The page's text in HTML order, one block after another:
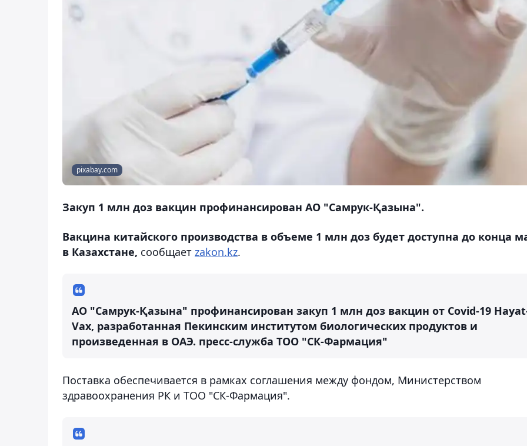
pixabay.com
Закуп 1 млн доз вакцин профинансирован АО "Самрук-Қазына".
Вакцина китайского производства в объеме 1 млн доз будет доступна до конца
в Казахстане, сообщает zakon.kz.
АО "Самрук-Қазына" профинансирован закуп 1 млн доз вакцин от Covid-19
Vax, разработанная Пекинским институтом биологических продуктов и
произведенная в ОАЭ. пресс-служба ТОО "СК-Фармация"
Поставка обеспечивается в рамках соглашения между фондом, Министерством
здравоохранения РК и ТОО "СК-Фармация".